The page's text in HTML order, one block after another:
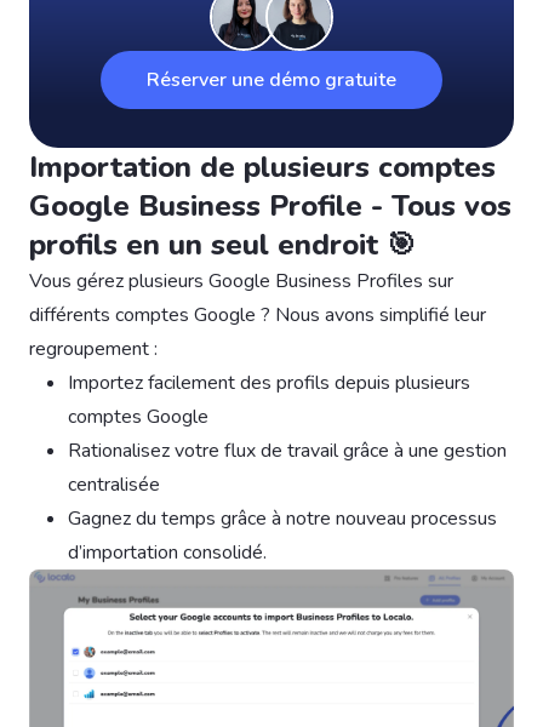
Réserver une démo gratuite
Importation de plusieurs comptes
Google Business Profile - Tous vos
profils en un seul endroit 🎯
Vous gérez plusieurs Google Business Profiles sur
différents comptes Google ? Nous avons simplifié leur
regroupement :
Importez facilement des profils depuis plusieurs
comptes Google
Rationalisez votre flux de travail grâce à une gestion
centralisée
Gagnez du temps grâce à notre nouveau processus
d’importation consolidé.